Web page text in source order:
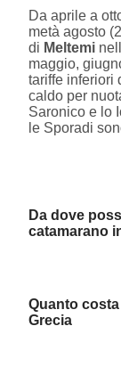
Da aprile a
metà agosto
di Meltemi
maggio,
tariffe inferiori
caldo per
Saronico e lo
le Sporadi
Da dove
catamarano
Quanto
Grecia